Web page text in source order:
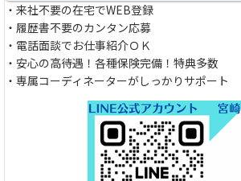
・来社不要の在宅でWEB登録
・履歴書不要のカンタン応募
・電話面談でお仕事紹介ＯＫ
・安心の高待遇！各種保険完備！特典多数
・専属コーディネーターがしっかりサポート